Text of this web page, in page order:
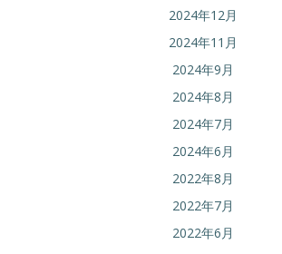
2024年12月
2024年11月
2024年9月
2024年8月
2024年7月
2024年6月
2022年8月
2022年7月
2022年6月